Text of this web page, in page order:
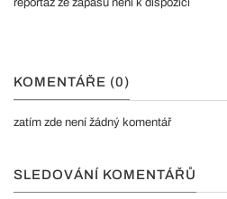
reportáž ze zápasu není k dispozici
KOMENTÁŘE (0)
zatím zde není žádný komentář
SLEDOVÁNÍ KOMENTÁŘŮ